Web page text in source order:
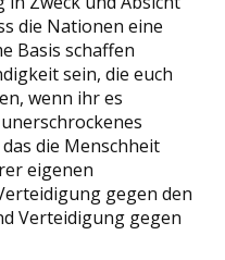
die Nationen eine
Basis schaffen
sein, die euch
wenn ihr es
die Menschheit
eigenen
gegen den
Verteidigung gegen